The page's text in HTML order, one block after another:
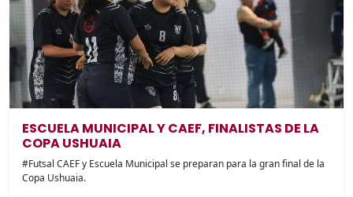
ESCUELA MUNICIPAL Y CAEF, FINALISTAS DE LA
COPA USHUAIA
#Futsal CAEF y Escuela Municipal se preparan para la gran final de la
Copa Ushuaia.